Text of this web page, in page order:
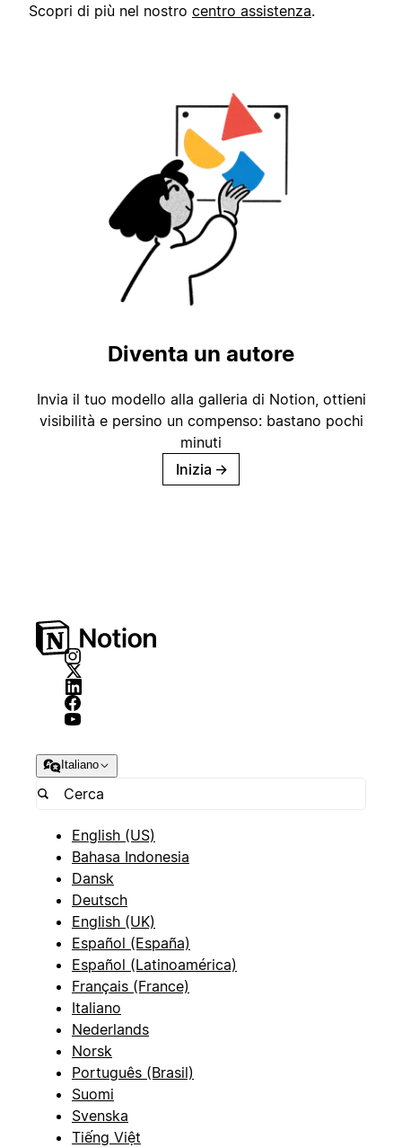
Scopri di più nel nostro centro assistenza.
Diventa un autore
Invia il tuo modello alla galleria di Notion, ottieni
visibilità e persino un compenso: bastano pochi
minuti
Inizia →
Italiano
English (US)
Bahasa Indonesia
Dansk
Deutsch
English (UK)
Español (España)
Español (Latinoamérica)
Français (France)
Italiano
Nederlands
Norsk
Português (Brasil)
Suomi
Svenska
Tiếng Việt